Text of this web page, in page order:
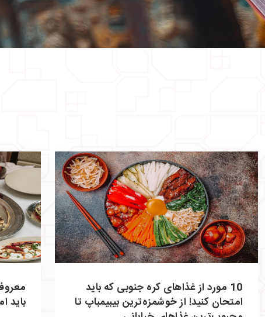
10 مورد از غذاهای کره جنوبی که باید
امتحان کنید! از خوشمزه‌ترین بیبیمباپ تا
باید